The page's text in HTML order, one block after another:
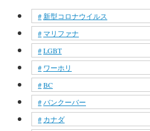
新型コロナウイルス
マリファナ
LGBT
ワーホリ
BC
バンクーバー
カナダ